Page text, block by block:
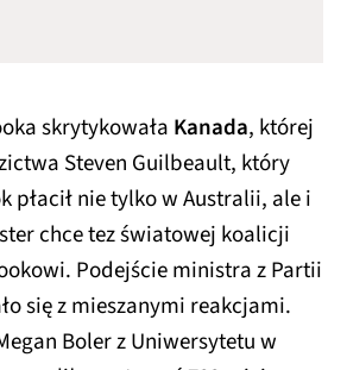
skrytykowała Kanada, której
Steven Guilbeault, który
płacił nie tylko w Australii, ale i
chce tez światowej koalicji
Podejście ministra z Partii
się z mieszanymi reakcjami.
Boler z Uniwersytetu w